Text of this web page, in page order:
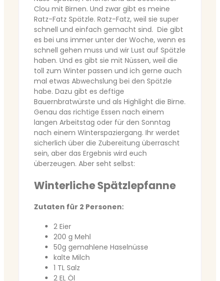
Clou mit Birnen. Und zwar gibt es meine
Ratz-Fatz Spätzle. Ratz-Fatz, weil sie super
schnell und einfach gemacht sind. Die gibt
es bei uns immer unter der Woche, wenn es
schnell gehen muss und wir Lust auf Spätzle
haben. Und es gibt sie mit Nüssen, weil die
toll zum Winter passen und ich gerne auch
mal etwas Abwechslung bei den Spätzle
habe. Dazu gibt es deftige
Bauernbratwürste und als Highlight die Birne.
Genau das richtige Essen nach einem
langen Arbeitstag oder für den Sonntag
nach einem Winterspaziergang. Ihr werdet
sicherlich über die Zubereitung überrascht
sein, aber das Ergebnis wird euch
überzeugen. Aber seht selbst:
Winterliche Spätzlepfanne
Zutaten für 2 Personen:
2 Eier
200 g Mehl
50g gemahlene Haselnüsse
kalte Milch
1 TL Salz
2 EL Öl